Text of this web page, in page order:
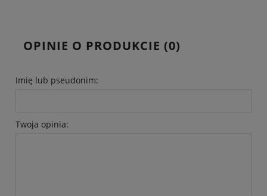
OPINIE O PRODUKCIE (0)
Imię lub pseudonim:
Twoja opinia: